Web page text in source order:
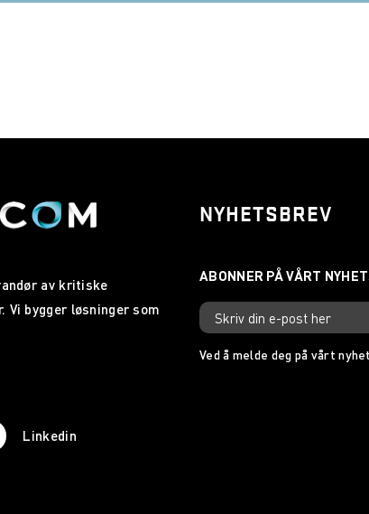
av kritiske
Vi bygger løsninger som
Linkedin
NYHETSBREV
Ved å melde deg på vårt